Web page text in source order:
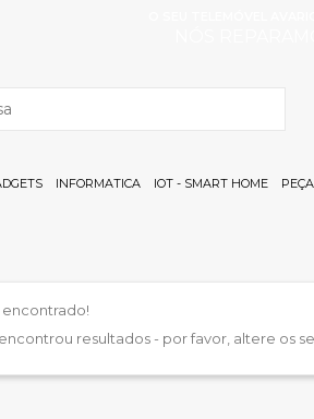
INFORMATICA IOT - SMART HOME
resultados - por favor, altere os